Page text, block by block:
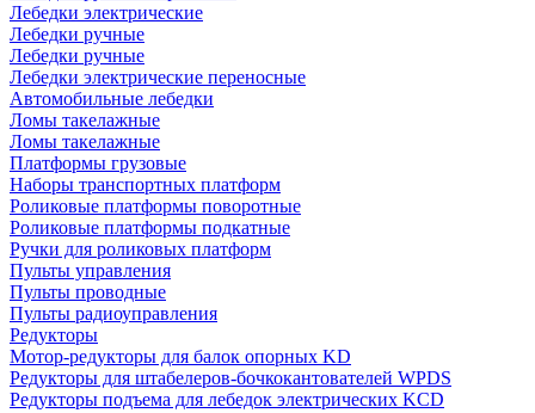
Лебедки электрические
Лебедки ручные
Лебедки ручные
Лебедки электрические переносные
Автомобильные лебедки
Ломы такелажные
Ломы такелажные
Платформы грузовые
Наборы транспортных платформ
Роликовые платформы поворотные
Роликовые платформы подкатные
Ручки для роликовых платформ
Пульты управления
Пульты проводные
Пульты радиоуправления
Редукторы
Мотор-редукторы для балок опорных KD
Редукторы для штабелеров-бочкокантователей WPDS
Редукторы подъема для лебедок электрических KCD